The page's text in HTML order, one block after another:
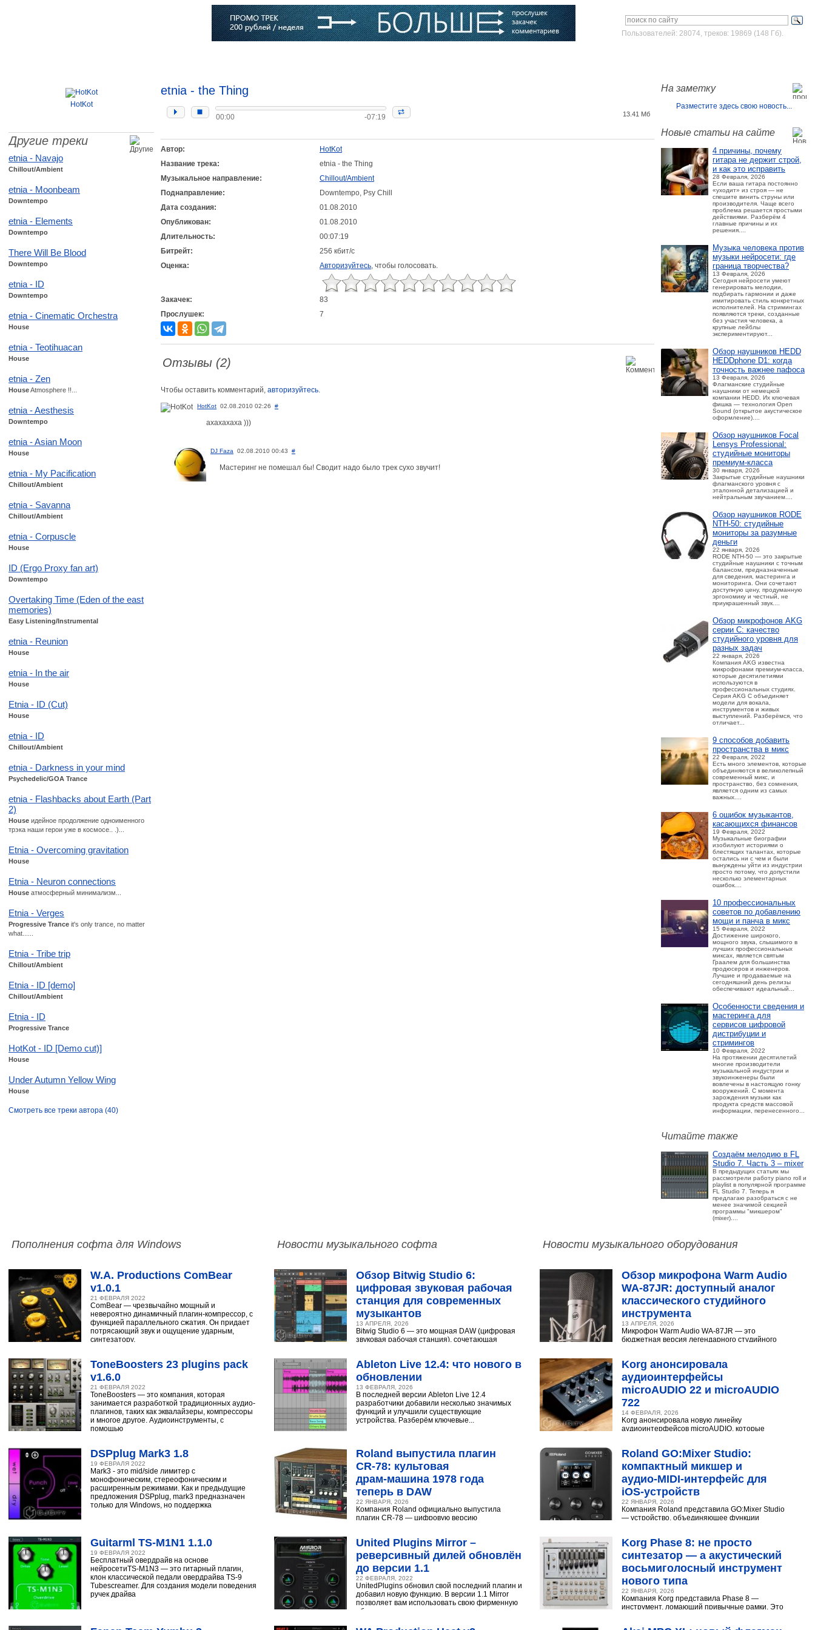
Пользователей: 28074, треков: 19869 (148 Гб).
На заметку
Разместите здесь свою новость...
Новые статьи на сайте
4 причины, почему
гитара не держит строй,
и как это исправить
28 Февраля, 2026
Если ваша гитара постоянно
«уходит» из строя — не
спешите винить струны или
производителя. Чаще всего
проблема решается простыми
действиями. Разберём 4
главные причины и их
решения....
Музыка человека против
музыки нейросети: где
граница творчества?
13 Февраля, 2026
Сегодня нейросети умеют
генерировать мелодии,
подбирать гармонии и даже
имитировать стиль конкретных
исполнителей. На стримингах
появляются треки, созданные
без участия человека, а
крупные лейблы
экспериментируют...
Обзор наушников HEDD
HEDDphone D1: когда
точность важнее пафоса
13 Февраля, 2026
Флагманские студийные
наушники от немецкой
компании HEDD. Их ключевая
фишка — технология Open
Sound (открытое акустическое
оформление)....
Обзор наушников Focal
Lensys Professional:
студийные мониторы
премиум‑класса
30 января, 2026
Закрытые студийные наушники
флагманского уровня с
эталонной детализацией и
нейтральным звучанием....
Обзор наушников RODE
NTH-50: студийные
мониторы за разумные
деньги
22 января, 2026
RODE NTH-50 — это закрытые
студийные наушники с точным
балансом, предназначенные
для сведения, мастеринга и
мониторинга. Они сочетают
доступную цену, продуманную
эргономику и честный, не
приукрашенный звук....
Обзор микрофонов AKG
серии C: качество
студийного уровня для
разных задач
22 января, 2026
Компания AKG известна
микрофонами премиум-класса,
которые десятилетиями
используются в
профессиональных студиях.
Серия AKG C объединяет
модели для вокала,
инструментов и живых
выступлений. Разберёмся, что
отличает...
9 способов добавить
пространства в микс
22 Февраля, 2022
Есть много элементов, которые
объединяются в великолепный
современный микс, и
пространство, без сомнения,
является одним из самых
важных....
6 ошибок музыкантов,
касающихся финансов
19 Февраля, 2022
Музыкальные биографии
изобилуют историями о
блестящих талантах, которые
остались ни с чем и были
вынуждены уйти из индустрии
просто потому, что допустили
несколько элементарных
ошибок....
10 профессиональных
советов по добавлению
мощи и панча в микс
15 Февраля, 2022
Достижение широкого,
мощного звука, слышимого в
лучших профессиональных
миксах, является святым
Граалем для большинства
продюсеров и инженеров.
Лучшие и продаваемые на
сегодняшний день релизы
обеспечивают идеальный...
Особенности сведения и
мастеринга для
сервисов цифровой
дистрибуции и
стримингов
10 Февраля, 2022
На протяжении десятилетий
многие производители
музыкальной индустрии и
звукоинженеры были
вовлечены в настоящую гонку
вооружений. С момента
зарождения музыки как
продукта средств массовой
информации, перенесенного...
Читайте также
Создаём мелодию в FL
Studio 7. Часть 3 – mixer
В предыдущих статьях мы
рассмотрели работу piano roll и
playlist в популярной программе
FL Studio 7. Теперь я
предлагаю разобраться с не
менее значимой секцией
программы "микшером"
(mixer)....
HotKot
Другие треки
etnia - Navajo
Chillout/Ambient
etnia - Moonbeam
Downtempo
etnia - Elements
Downtempo
There Will Be Blood
Downtempo
etnia - ID
Downtempo
etnia - Cinematic Orchestra
House
etnia - Teotihuacan
House
etnia - Zen
HouseAtmosphere !!...
etnia - Aesthesis
Downtempo
etnia - Asian Moon
House
etnia - My Pacification
Chillout/Ambient
etnia - Savanna
Chillout/Ambient
etnia - Corpuscle
House
ID (Ergo Proxy fan art)
Downtempo
Overtaking Time (Eden of the east
memories)
Easy Listening/Instrumental
etnia - Reunion
House
etnia - In the air
House
Etnia - ID (Cut)
House
etnia - ID
Chillout/Ambient
etnia - Darkness in your mind
Psychedelic/GOA Trance
etnia - Flashbacks about Earth (Part
2)
House идейное продолжение одноименного
трэка наши герои уже в космосе.. .)...
Etnia - Overcoming gravitation
House
Etnia - Neuron connections
House атмосферный минимализм...
Etnia - Verges
Progressive Trance it's only trance, no matter
what......
Etnia - Tribe trip
Chillout/Ambient
Etnia - ID [demo]
Chillout/Ambient
Etnia - ID
Progressive Trance
HotKot - ID [Demo cut)]
House
Under Autumn Yellow Wing
House
Смотреть все треки автора (40)
13.41 Мб
etnia - the Thing
00:00 -07:19
Автор:
HotKot
Название трека:
etnia - the Thing
Музыкальное направление:
Chillout/Ambient
Поднаправление:
Downtempo, Psy Chill
Дата создания:
01.08.2010
Опубликован:
01.08.2010
Длительность:
00:07:19
Битрейт:
256 кбит/с
Оценка:
Авторизуйтесь, чтобы голосовать.
Закачек:
83
Прослушек:
7
Отзывы (2)
Чтобы оставить комментарий, авторизуйтесь.
HotKot 02.08.2010 02:26 #
ахахахаха )))
DJ Faza 02.08.2010 00:43 #
Мастеринг не помешал бы! Сводит надо было трек сухо звучит!
Пополнения софта для Windows
W.A. Productions ComBear
v1.0.1
21 ФЕВРАЛЯ 2022
ComBear — чрезвычайно мощный и
невероятно динамичный плагин-компрессор, с
функцией параллельного сжатия. Он придает
потрясающий звук и ощущение ударным,
синтезатору,
ToneBoosters 23 plugins pack
v1.6.0
21 ФЕВРАЛЯ 2022
ToneBoosters — это компания, которая
занимается разработкой традиционных аудио-
плагинов, таких как эквалайзеры, компрессоры
и многое другое. Аудиоинструменты, с
помощью
DSPplug Mark3 1.8
19 ФЕВРАЛЯ 2022
Mark3 - это mid/side лимитер с
монофоническим, стереофоническим и
расширенным режимами. Как и предыдущие
предложения DSPplug, mark3 предназначен
только для Windows, но поддержка
Guitarml TS-M1N1 1.1.0
19 ФЕВРАЛЯ 2022
Бесплатный овердрайв на основе
нейросетиTS-M1N3 — это гитарный плагин,
клон классической педали овердрайва TS-9
Tubescreamer. Для создания модели поведения
ручек драйва
Новости музыкального софта
Обзор Bitwig Studio 6:
цифровая звуковая рабочая
станция для современных
музыкантов
13 АПРЕЛЯ, 2026
Bitwig Studio 6 — это мощная DAW (цифровая
звуковая рабочая станция), сочетающая
Ableton Live 12.4: что нового в
обновлении
13 ФЕВРАЛЯ, 2026
В последней версии Ableton Live 12.4
разработчики добавили несколько значимых
функций и улучшили существующие
устройства. Разберём ключевые...
Roland выпустила плагин
CR‑78: культовая
драм‑машина 1978 года
теперь в DAW
22 ЯНВАРЯ, 2026
Компания Roland официально выпустила
плагин CR-78 — цифровую версию
United Plugins Mirror –
реверсивный дилей обновлён
до версии 1.1
22 ФЕВРАЛЯ, 2022
UnitedPlugins обновил свой последний плагин и
добавил новую функцию. В версии 1.1 Mirror
позволяет вам использовать свою фирменную
обратную...
Новости музыкального оборудования
Обзор микрофона Warm Audio
WA‑87JR: доступный аналог
классического студийного
инструмента
13 АПРЕЛЯ, 2026
Микрофон Warm Audio WA‑87JR — это
бюджетная версия легендарного студийного
Korg анонсировала
аудиоинтерфейсы
microAUDIO 22 и microAUDIO
722
14 ФЕВРАЛЯ, 2026
Korg анонсировала новую линейку
аудиоинтерфейсов microAUDIO, которые
Roland GO:Mixer Studio:
компактный микшер и
аудио‑MIDI‑интерфейс для
iOS‑устройств
22 ЯНВАРЯ, 2026
Компания Roland представила GO:Mixer Studio
— устройство, объединяющее функции
Korg Phase 8: не просто
синтезатор — а акустический
восьмиголосный инструмент
нового типа
22 ЯНВАРЯ, 2026
Компания Korg представила Phase 8 —
инструмент, ломающий привычные рамки. Это